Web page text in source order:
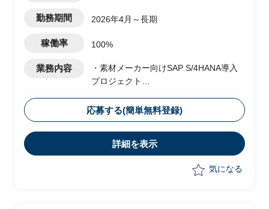
勤務期間 2026年4月～長期
稼働率 100%
業務内容
・素材メーカー向けSAP S/4HANA導入
プロジェクト
・全社統一の業務・システムを複数の工
場に一斉に導入及び展開
・生産原価領域のコンサルタントとして
以下業務を実施予定
向けたソリューションの策定
応募する(簡単無料登録)
詳細を表示
気になる